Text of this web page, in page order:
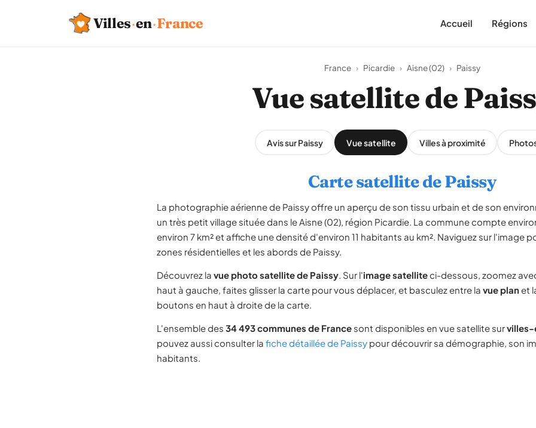
Villes·en·France Accueil Régions
France › Picardie › Aisne (02) › Paissy
Vue satellite de
Avis sur Paissy Vue satellite Villes à proximité
Carte satellite de Paissy
La photographie aérienne de Paissy offre un aperçu de son tissu urbain et de son
un très petit village située dans le Aisne (02), région Picardie. La commune compte
environ 7 km² et affiche une densité d'environ 11 habitants au km². Naviguez sur l'image
zones résidentielles et les abords de Paissy.
Découvrez la vue photo satellite de Paissy. Sur l'image satelliteci-dessous, zoomez
haut à gauche, faites glisser la carte pour vous déplacer, et basculez entre la vue planet
boutons en haut à droite de la carte.
L'ensemble des 34 493 communes de France sont disponibles en vue satellite sur
pouvez aussi consulter la fiche détaillée de Paissy pour découvrir sa démographie, son
habitants.